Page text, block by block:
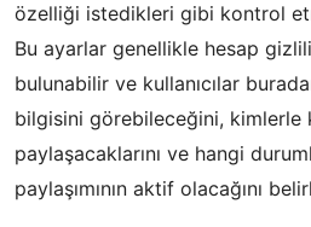
özelliği istedikleri gibi kontrol
Bu ayarlar genellikle hesap
bulunabilir ve kullanıcılar
bilgisini görebileceğini, kimlerle
paylaşacaklarını ve hangi
paylaşımının aktif olacağını